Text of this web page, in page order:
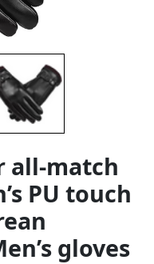
all-match
PU touch
gloves